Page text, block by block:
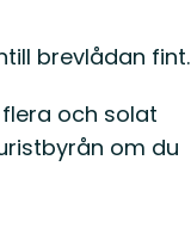
brevlådan fint.
och solat
om du